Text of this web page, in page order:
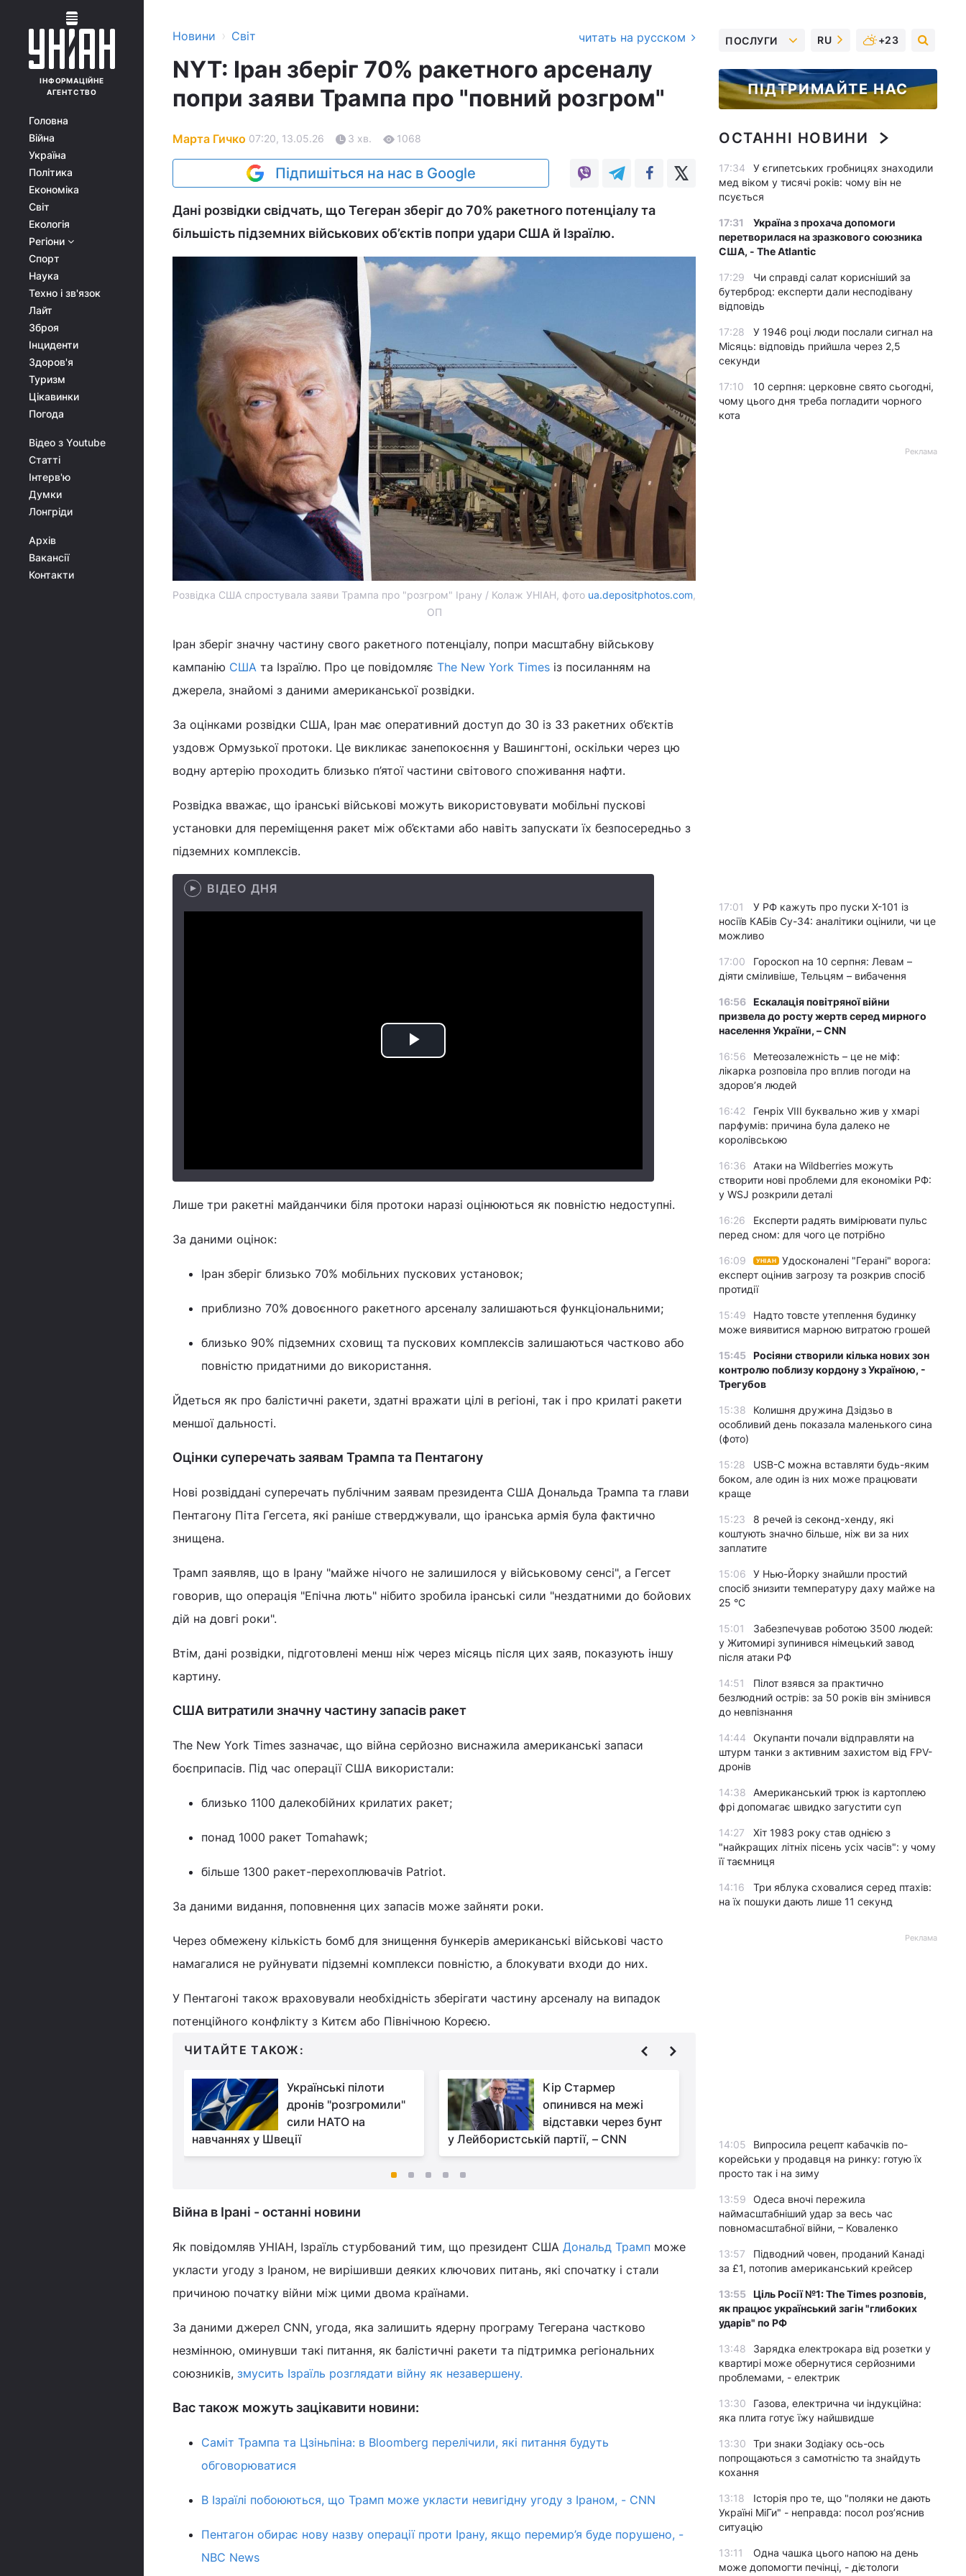
ІНФОРМАЦІЙНЕ
АГЕНТСТВО
Головна
Війна
Україна
Політика
Економіка
Світ
Екологія
Регіони
Спорт
Наука
Техно і зв'язок
Лайт
Зброя
Інциденти
Здоров'я
Туризм
Цікавинки
Погода
Відео з Youtube
Статті
Інтерв'ю
Думки
Лонгріди
Архів
Вакансії
Контакти
Новини › Світ читать на русском
NYT: Іран зберіг 70% ракетного арсеналу
попри заяви Трампа про "повний розгром"
Марта Гичко 07:20, 13.05.26 3 хв. 1068
Підпишіться на нас в Google
Дані розвідки свідчать, що Тегеран зберіг до 70% ракетного потенціалу та
більшість підземних військових об’єктів попри удари США й Ізраїлю.
Розвідка США спростувала заяви Трампа про "розгром" Ірану / Колаж УНІАН, фото ua.depositphotos.com,
ОП
Іран зберіг значну частину свого ракетного потенціалу, попри масштабну військову
кампанію США та Ізраїлю. Про це повідомляє The New York Times із посиланням на
джерела, знайомі з даними американської розвідки.
За оцінками розвідки США, Іран має оперативний доступ до 30 із 33 ракетних об’єктів
уздовж Ормузької протоки. Це викликає занепокоєння у Вашингтоні, оскільки через цю
водну артерію проходить близько п’ятої частини світового споживання нафти.
Розвідка вважає, що іранські військові можуть використовувати мобільні пускові
установки для переміщення ракет між об’єктами або навіть запускати їх безпосередньо з
підземних комплексів.
ВІДЕО ДНЯ
Play
Лише три ракетні майданчики біля протоки наразі оцінюються як повністю недоступні.
За даними оцінок:
Іран зберіг близько 70% мобільних пускових установок;
приблизно 70% довоєнного ракетного арсеналу залишаються функціональними;
близько 90% підземних сховищ та пускових комплексів залишаються частково або
повністю придатними до використання.
Йдеться як про балістичні ракети, здатні вражати цілі в регіоні, так і про крилаті ракети
меншої дальності.
Оцінки суперечать заявам Трампа та Пентагону
Нові розвіддані суперечать публічним заявам президента США Дональда Трампа та глави
Пентагону Піта Гегсета, які раніше стверджували, що іранська армія була фактично
знищена.
Трамп заявляв, що в Ірану "майже нічого не залишилося у військовому сенсі", а Гегсет
говорив, що операція "Епічна лють" нібито зробила іранські сили "нездатними до бойових
дій на довгі роки".
Втім, дані розвідки, підготовлені менш ніж через місяць після цих заяв, показують іншу
картину.
США витратили значну частину запасів ракет
The New York Times зазначає, що війна серйозно виснажила американські запаси
боєприпасів. Під час операції США використали:
близько 1100 далекобійних крилатих ракет;
понад 1000 ракет Tomahawk;
більше 1300 ракет-перехоплювачів Patriot.
За даними видання, поповнення цих запасів може зайняти роки.
Через обмежену кількість бомб для знищення бункерів американські військові часто
намагалися не руйнувати підземні комплекси повністю, а блокувати входи до них.
У Пентагоні також враховували необхідність зберігати частину арсеналу на випадок
потенційного конфлікту з Китєм або Північною Кореєю.
ЧИТАЙТЕ ТАКОЖ:
Українські пілоти
дронів "розгромили"
сили НАТО на
навчаннях у Швеції
Кір Стармер
опинився на межі
відставки через бунт
у Лейбористській партії, – CNN
переговорів, - ЗМІ
Війна в Ірані - останні новини
Як повідомляв УНІАН, Ізраїль стурбований тим, що президент США Дональд Трамп може
укласти угоду з Іраном, не вирішивши деяких ключових питань, які спочатку і стали
причиною початку війни між цими двома країнами.
За даними джерел CNN, угода, яка залишить ядерну програму Тегерана частково
незмінною, оминувши такі питання, як балістичні ракети та підтримка регіональних
союзників, змусить Ізраїль розглядати війну як незавершену.
Вас також можуть зацікавити новини:
Саміт Трампа та Цзіньпіна: в Bloomberg перелічили, які питання будуть
обговорюватися
В Ізраїлі побоюються, що Трамп може укласти невигідну угоду з Іраном, - CNN
Пентагон обирає нову назву операції проти Ірану, якщо перемир’я буде порушено, -
NBC News
ПОСЛУГИ RU +23
ПІДТРИМАЙТЕ НАС
ОСТАННІ НОВИНИ
17:34
У єгипетських гробницях знаходили
мед віком у тисячі років: чому він не
псується
17:31
Україна з прохача допомоги
перетворилася на зразкового союзника
США, - The Atlantic
17:29
Чи справді салат корисніший за
бутерброд: експерти дали несподівану
відповідь
17:28
У 1946 році люди послали сигнал на
Місяць: відповідь прийшла через 2,5
секунди
17:10
10 серпня: церковне свято сьогодні,
чому цього дня треба погладити чорного
кота
Реклама
17:01
У РФ кажуть про пуски Х-101 із
носіїв КАБів Су-34: аналітики оцінили, чи це
можливо
17:00
Гороскоп на 10 серпня: Левам –
діяти сміливіше, Тельцям – вибачення
16:56 Ескалація повітряної війни
призвела до росту жертв серед мирного
населення України, – CNN
16:56
Метеозалежність – це не міф:
лікарка розповіла про вплив погоди на
здоров’я людей
16:42
Генріх VIII буквально жив у хмарі
парфумів: причина була далеко не
королівською
16:36
Атаки на Wildberries можуть
створити нові проблеми для економіки РФ:
у WSJ розкрили деталі
16:26
Експерти радять вимірювати пульс
перед сном: для чого це потрібно
16:09 УНІАН
Удосконалені "Герані" ворога:
експерт оцінив загрозу та розкрив спосіб
протидії
15:49
Надто товсте утеплення будинку
може виявитися марною витратою грошей
15:45 Росіяни створили кілька нових зон
контролю поблизу кордону з Україною, -
Трегубов
15:38
Колишня дружина Дзідзьо в
особливий день показала маленького сина
(фото)
15:28
USB-C можна вставляти будь-яким
боком, але один із них може працювати
краще
15:23
8 речей із секонд-хенду, які
коштують значно більше, ніж ви за них
заплатите
15:06
У Нью-Йорку знайшли простий
спосіб знизити температуру даху майже на
25 °C
15:01
Забезпечував роботою 3500 людей:
у Житомирі зупинився німецький завод
після атаки РФ
14:51
Пілот взявся за практично
безлюдний острів: за 50 років він змінився
до невпізнання
14:44
Окупанти почали відправляти на
штурм танки з активним захистом від FPV-
дронів
14:38
Американський трюк із картоплею
фрі допомагає швидко загустити суп
14:27
Хіт 1983 року став однією з
"найкращих літніх пісень усіх часів": у чому
її таємниця
14:16
Три яблука сховалися серед птахів:
на їх пошуки дають лише 11 секунд
Реклама
14:05
Випросила рецепт кабачків по-
корейськи у продавця на ринку: готую їх
просто так і на зиму
13:59
Одеса вночі пережила
наймасштабніший удар за весь час
повномасштабної війни, – Коваленко
13:57
Підводний човен, проданий Канаді
за £1, потопив американський крейсер
13:55 Ціль Росії №1: The Times розповів,
як працює український загін "глибоких
ударів" по РФ
13:48
Зарядка електрокара від розетки у
квартирі може обернутися серйозними
проблемами, - електрик
13:30
Газова, електрична чи індукційна:
яка плита готує їжу найшвидше
13:30
Три знаки Зодіаку ось-ось
попрощаються з самотністю та знайдуть
кохання
13:18
Історія про те, що "поляки не дають
Україні МіГи" - неправда: посол роз’яснив
ситуацію
13:11
Одна чашка цього напою на день
може допомогти печінці, - дієтологи